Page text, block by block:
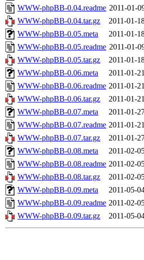
WWW-phpBB-0.04.readme 2011-01-
WWW-phpBB-0.04.tar.gz
2011-01-
WWW-phpBB-0.05.meta
2011-01-
WWW-phpBB-0.05.readme 2011-01-
WWW-phpBB-0.05.tar.gz
2011-01-
WWW-phpBB-0.06.meta
2011-01-
WWW-phpBB-0.06.readme 2011-01-
WWW-phpBB-0.06.tar.gz
2011-01-
WWW-phpBB-0.07.meta
2011-01-
WWW-phpBB-0.07.readme 2011-01-
WWW-phpBB-0.07.tar.gz
2011-01-
WWW-phpBB-0.08.meta
2011-02-
WWW-phpBB-0.08.readme 2011-02-
WWW-phpBB-0.08.tar.gz
2011-02-
WWW-phpBB-0.09.meta
2011-05-
WWW-phpBB-0.09.readme 2011-02-
WWW-phpBB-0.09.tar.gz
2011-05-